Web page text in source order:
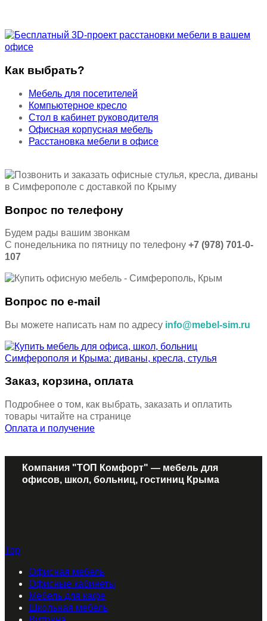
Как выбрать?
Мебель для посетителей
Компьютерное кресло
Стол в кабинет руководителя
Офисная корпусная мебель
Расстановка мебели в офисе
Вопрос по телефону
Будем рады вашим звонкам
С понедельника по пятницу по телефону +7 (978) 701-0-
107
Вопрос по e-mail
Вы можете написать нам по адресу info@mebel-sim.ru
Заказ, корзина, оплата
Подробнее о том, как выбрать, заказать и оплатить
товары читайте на странице
Оплата и получение
Компания "ТОП Комфорт" — мебель для
офисов, школ, больниц, гостиниц Крыма
Top
Офисная мебель
Офисные кабинеты
Мебель для кафе
Школьная мебель